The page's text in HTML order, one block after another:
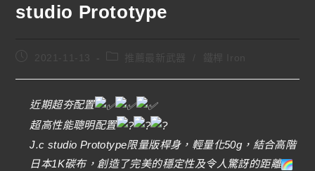
studio Prototype
2021-11-13 鐵桿 Iron
近期超夯配置
超高性能聰明配置
J.c studio Prototype限量版桿身，輕量化50g，結合高階
日本1K碳布，創造了完美的穩定性及令人驚訝的距離